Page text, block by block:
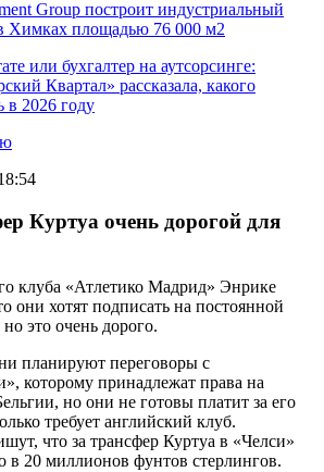
Group построит индустриальный
Химках площадью 76 000 м2
или бухгалтер на аутсорсинге:
Квартал» рассказала, какого
в 2026 году
Куртуа очень дорогой для
клуба «Атлетико Мадрид» Энрике
они хотят подписать на постоянной
это очень дорого.
планируют переговоры с
которому принадлежат права на
но они не готовы платит за его
требует английский клуб.
что за трансфер Куртуа в «Челси»
в 20 миллионов фунтов стерлингов.